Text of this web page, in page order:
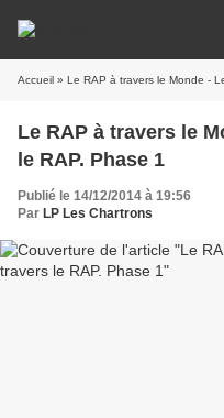
Accueil » Le RAP à travers le Monde -
Le RAP à travers le
le RAP. Phase 1
Publié le 14/12/2014 à 19:56
Par LP Les Chartrons